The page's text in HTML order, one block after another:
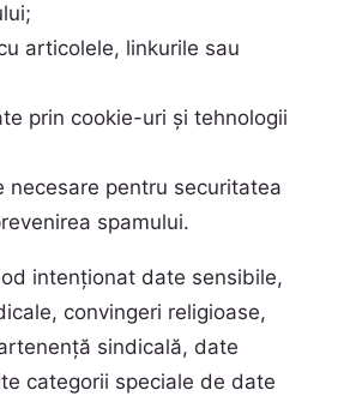
articolele, linkurile sau
prin cookie-uri și tehnologii
necesare pentru securitatea
spamului.
intenționat date sensibile,
convingeri religioase,
sindicală, date
categorii speciale de date